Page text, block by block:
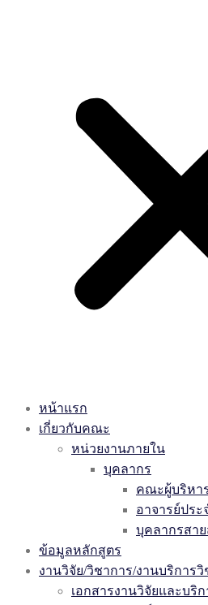
หน้าแรก
เกี่ยวกับคณะ
หน่วยงานภายใน
บุคลากร
คณะผู้บริหา
อาจารย์ประ
บุคลากรสา
ข้อมูลหลักสูตร
งานวิจัย/วิชาการ/งานบริการวิ
เอกสารงานวิจัยและบริ